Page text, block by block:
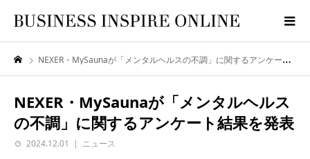
NEXER・MySaunaが「メンタルヘルスの不調」に関するアンケート結果を発表
NEXER・MySaunaが「メンタルヘルス
の不調」に関するアンケート結果を発表
2024.12.01 ニュース